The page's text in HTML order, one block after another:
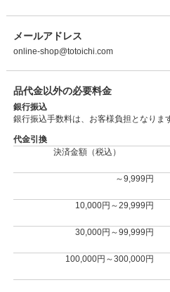
メールアドレス
online-shop@totoichi.com
品代金以外の必要料金
銀行振込
銀行振込手数料は、お客様負担となりま
代金引換
決済金額（税込）
～9,999円
10,000円～29,999円
30,000円～99,999円
100,000円～300,000円